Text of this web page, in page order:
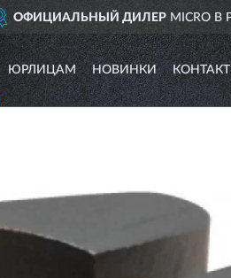
ДИЛЕРMICRO В
ЮРЛИЦАМ НОВИНКИ